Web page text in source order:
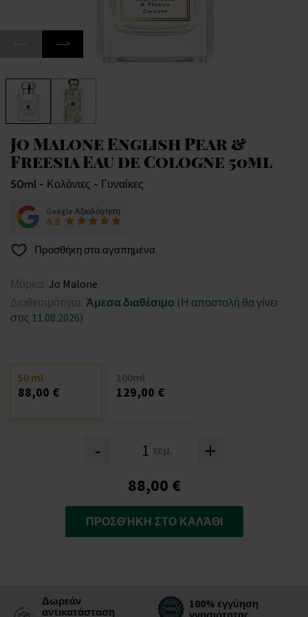
Jo Malone English Pear &
Freesia Eau de Cologne 50ml
50ml - Κολόνιες - Γυναίκες
Google Αξιολόγηση
4.8
Προσθήκη στα αγαπημένα
Μάρκα: Jo Malone
Διαθεσιμότητα: Άμεσα διαθέσιμο (Η αποστολή θα γίνει
στις 11.08.2026)
- τεμ. +
50 ml
88,00 €
100ml
129,00 €
88,00 €
ΠΡΟΣΘΉΚΗ ΣΤΟ ΚΑΛΆΘΙ
Δωρεάν
αντικατάσταση
100% εγγύηση